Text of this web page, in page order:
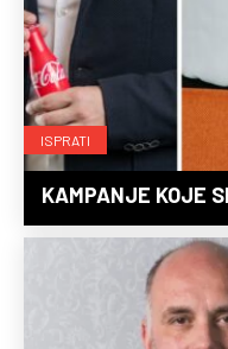
ISPRATI
KAMPANJE KOJE